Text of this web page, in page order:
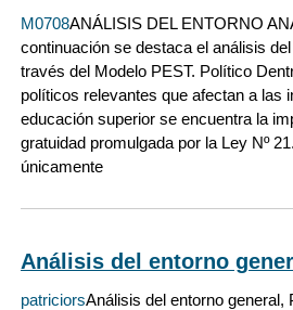
M0708ANÁLISIS DEL ENTORNO
continuación se destaca el análisis
través del Modelo PEST. Político
políticos relevantes que afectan a las
educación superior se encuentra la
gratuidad promulgada por la Ley Nº
únicamente
Análisis del entorno
patriciorsAnálisis del entorno general,